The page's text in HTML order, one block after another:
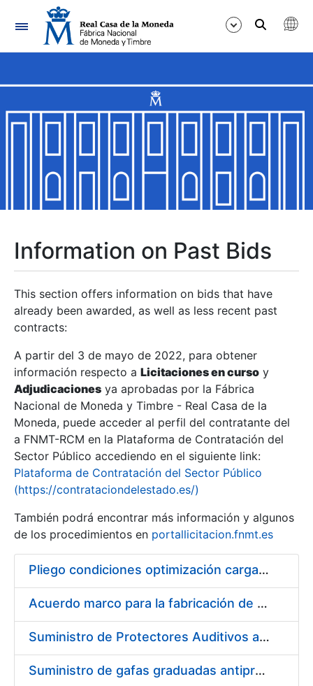
Navigation
Show/Hide
Show/Hide
Show/Hide
Show/Hide
Show/Hide
Show/Hide
Information on Past Bids
This section offers information on bids that have
already been awarded, as well as less recent past
contracts:
A partir del 3 de mayo de 2022, para obtener
información respecto a Licitaciones en curso y
Adjudicaciones ya aprobadas por la Fábrica
Nacional de Moneda y Timbre - Real Casa de la
Moneda, puede acceder al perfil del contratante del
a FNMT-RCM en la Plataforma de Contratación del
Sector Público accediendo en el siguiente link:
Plataforma de Contratación del Sector Público
(https://contrataciondelestado.es/)
También podrá encontrar más información y algunos
de los procedimientos en portallicitacion.fnmt.es
Pliego condiciones optimización cargas compras firmado
Acuerdo marco para la fabricación de piezas
Suministro de Protectores Auditivos a medida para las personas trabajadoras de los Centros de Trabajo de Madrid y Burgos
Suministro de gafas graduadas antiproyecciones para los trabajadores de la FNMT-RCM en los centros de trabajo de Madrid y Burgos